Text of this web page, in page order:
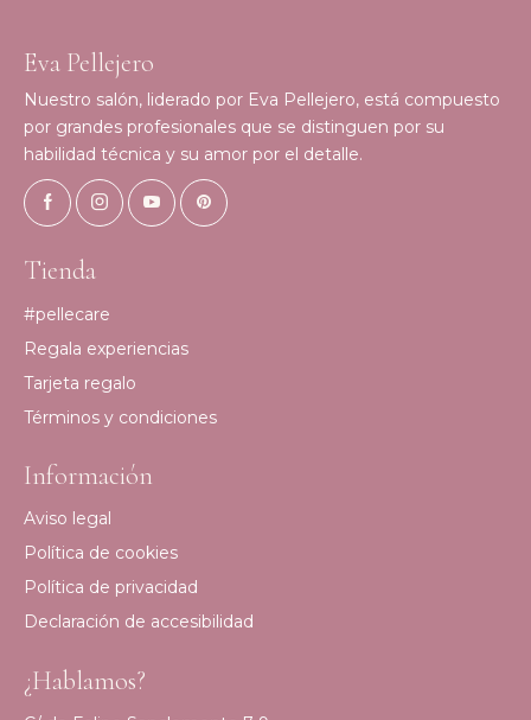
Eva Pellejero
Nuestro salón, liderado por Eva Pellejero, está compuesto
por grandes profesionales que se distinguen por su
habilidad técnica y su amor por el detalle.
Tienda
#pellecare
Regala experiencias
Tarjeta regalo
Términos y condiciones
Información
Aviso legal
Política de cookies
Política de privacidad
Declaración de accesibilidad
¿Hablamos?